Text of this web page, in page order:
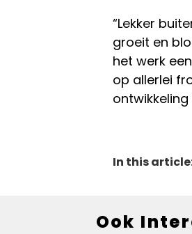
“Lekker
groeit en
het werk
op allerlei
ontwikkeling
In this
Ook